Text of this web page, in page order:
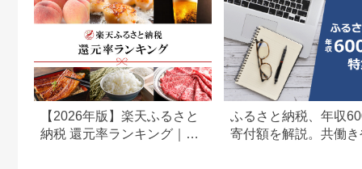
【2026年版】楽天ふるさと
納税 還元率ランキング｜高
ふるさと納税、年収
寄付額を解説。共働